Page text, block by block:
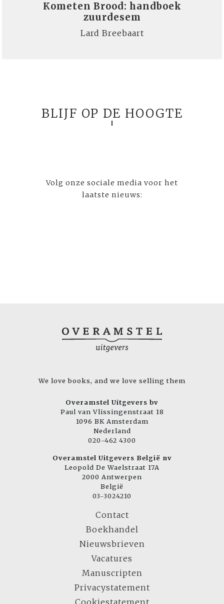
Kometen Brood: handboek
zuurdesem
Lard Breebaart
BLIJF OP DE HOOGTE
Volg onze sociale media voor het
laatste nieuws:
We love books, and we love selling them
Overamstel Uitgevers bv
Paul van Vlissingenstraat 18
1096 BK Amsterdam
Nederland
020-462 4300
Overamstel Uitgevers België nv
Leopold De Waelstraat 17A
2000 Antwerpen
België
03-3024210
Contact
Boekhandel
Nieuwsbrieven
Vacatures
Manuscripten
Privacystatement